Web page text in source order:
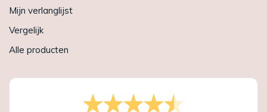
Mijn verlanglijst
Vergelijk
Alle producten